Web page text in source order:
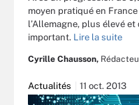
moyen pratiqué en
l’Allemagne, plus élevé
important. Lire la suite
Cyrille Chausson,
Actualités 11 oct. 2013